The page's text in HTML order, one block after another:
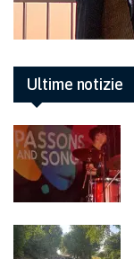
Ultime notizie